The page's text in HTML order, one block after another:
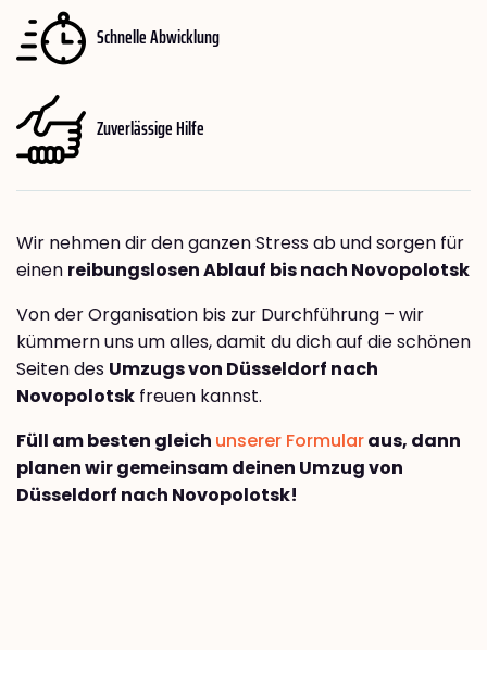
Schnelle Abwicklung
Zuverlässige Hilfe
Wir nehmen dir den ganzen Stress ab und sorgen für
einen reibungslosen Ablauf bis nach Novopolotsk
Von der Organisation bis zur Durchführung – wir
kümmern uns um alles, damit du dich auf die schönen
Seiten des Umzugs von Düsseldorf nach
Novopolotsk freuen kannst.
Füll am besten gleich unserer Formularaus, dann
planen wir gemeinsam deinen Umzug von
Düsseldorf nach Novopolotsk!